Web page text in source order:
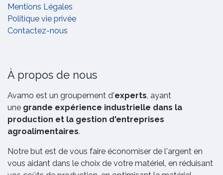
Mentions Légales
Politique vie privée
Contactez-nous
À propos de nous
Avamo est un groupement d'experts, ayant
une grande expérience industrielle dans la
production et la gestion d'entreprises
agroalimentaires.
Notre but est de vous faire économiser de l'argent en
vous aidant dans le choix de votre matériel, en réduisant